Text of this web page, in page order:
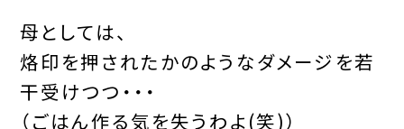
母としては、
烙印を押されたかのようなダメージを若
干受けつつ・・・
（ごはん作る気を失うわよ(笑)）